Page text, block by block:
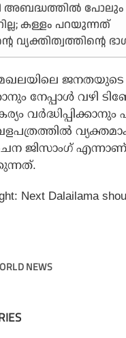
അബദ്ധത്തിൽ പോലും
കള്ളം പറയുന്നത്
വ്യക്തിത്വത്തിന്റെ
നേപ്പാള്‍ വഴി
വര്‍ദ്ധിപ്പിക്കാനും
ജിസാംഗ്
Next Dalailama
NEWS